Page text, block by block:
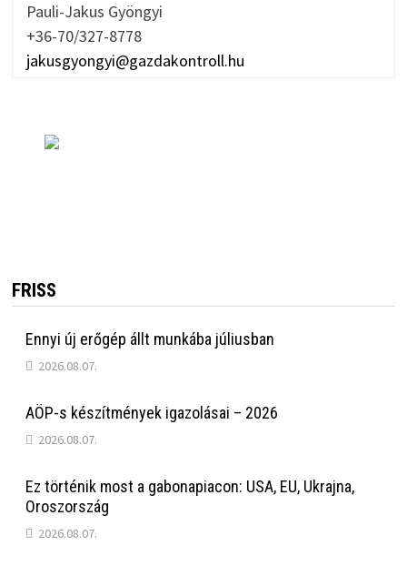
Pauli-Jakus Gyöngyi
+36-70/327-8778
jakusgyongyi@gazdakontroll.hu
FRISS
Ennyi új erőgép állt munkába júliusban
2026.08.07.
AÖP-s készítmények igazolásai – 2026
2026.08.07.
Ez történik most a gabonapiacon: USA, EU, Ukrajna,
Oroszország
2026.08.07.